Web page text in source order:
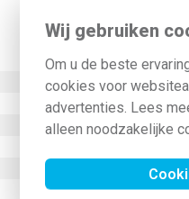
Wij gebruiken
Om u de beste
cookies voor
advertenties. Lees
alleen noodzakelijke
Waarde
Groen
1 Vierkante millimeter
15 Meter (m)
Nee